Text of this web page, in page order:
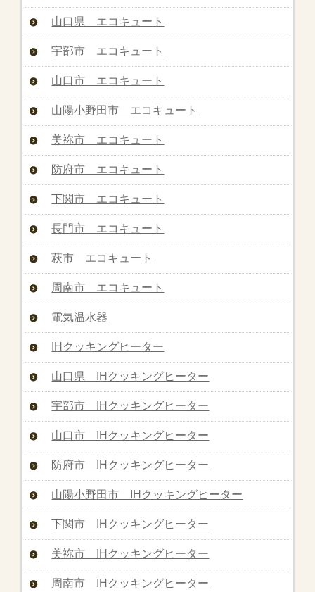
山口県 エコキュート
宇部市 エコキュート
山口市 エコキュート
山陽小野田市 エコキュート
美祢市 エコキュート
防府市 エコキュート
下関市 エコキュート
長門市 エコキュート
萩市 エコキュート
周南市 エコキュート
電気温水器
IHクッキングヒーター
山口県 IHクッキングヒーター
宇部市 IHクッキングヒーター
山口市 IHクッキングヒーター
防府市 IHクッキングヒーター
山陽小野田市 IHクッキングヒーター
下関市 IHクッキングヒーター
美祢市 IHクッキングヒーター
周南市 IHクッキングヒーター